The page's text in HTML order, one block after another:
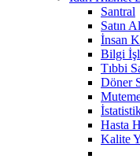
Santral
Satın
İnsan
Bilgi
Tıbbi
Döner
Hasta
Kalite